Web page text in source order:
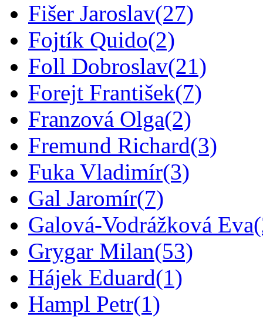
Fišer Jaroslav(27)
Fojtík Quido(2)
Foll Dobroslav(21)
Forejt František(7)
Franzová Olga(2)
Fremund Richard(3)
Fuka Vladimír(3)
Gal Jaromír(7)
Galová-Vodrážková Eva
Grygar Milan(53)
Hájek Eduard(1)
Hampl Petr(1)